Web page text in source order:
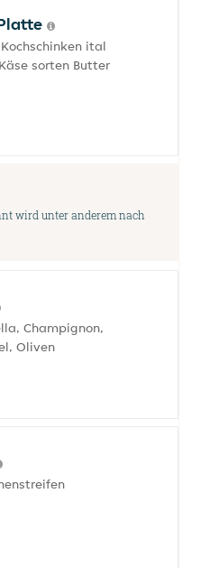
ital
sorten Butter
wird unter anderem nach
Champignon,
Oliven